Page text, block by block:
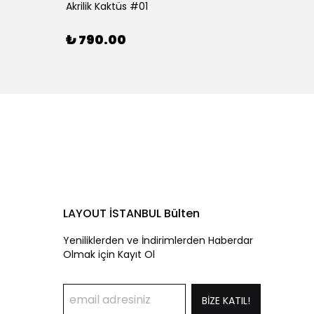
Akrilik Kaktüs #01
₺ 790.00
LAYOUT İSTANBUL Bülten
Yeniliklerden ve İndirimlerden Haberdar
Olmak için Kayıt Ol
BİZE KATIL!